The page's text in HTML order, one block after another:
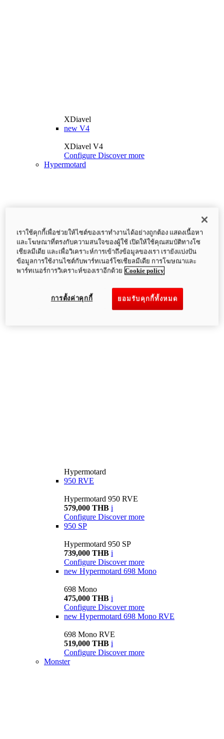
XDiavel
new V4
XDiavel V4
Configure Discover more
Hypermotard
Hypermotard
950 RVE
Hypermotard 950 RVE
579,000 THB i
Configure Discover more
950 SP
Hypermotard 950 SP
739,000 THB i
Configure Discover more
new Hypermotard 698 Mono
698 Mono
475,000 THB i
Configure Discover more
new Hypermotard 698 Mono RVE
698 Mono RVE
519,000 THB i
Configure Discover more
Monster
เราใช้คุกกี้เพื่อช่วยให้ไซต์ของเราทำงานได้อย่างถูกต้อง แสดงเนื้อหา
และโฆษณาที่ตรงกับความสนใจของผู้ใช้ เปิดให้ใช้คุณสมบัติทางโซ
เชียลมีเดีย และเพื่อวิเคราะห์การเข้าถึงข้อมูลของเรา เรายังแบ่งปัน
ข้อมูลการใช้งานไซต์กับพาร์ทเนอร์โซเชียลมีเดีย การโฆษณาและ
พาร์ทเนอร์การวิเคราะห์ของเราอีกด้วย Cookie policy
ยอมรับคุกกี้ทั้งหมด
การตั้งค่าคุกกี้